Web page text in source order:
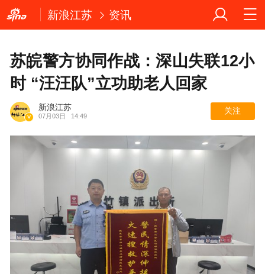
新浪江苏 资讯
苏皖警方协同作战：深山失联12小
时 “汪汪队”立功助老人回家
新浪江苏
07月03日 14:49
关注